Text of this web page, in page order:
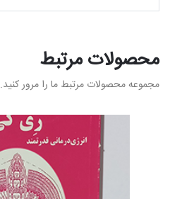
محصولات مرتبط
مجموعه محصولات مرتبط ما را مرور کنید.